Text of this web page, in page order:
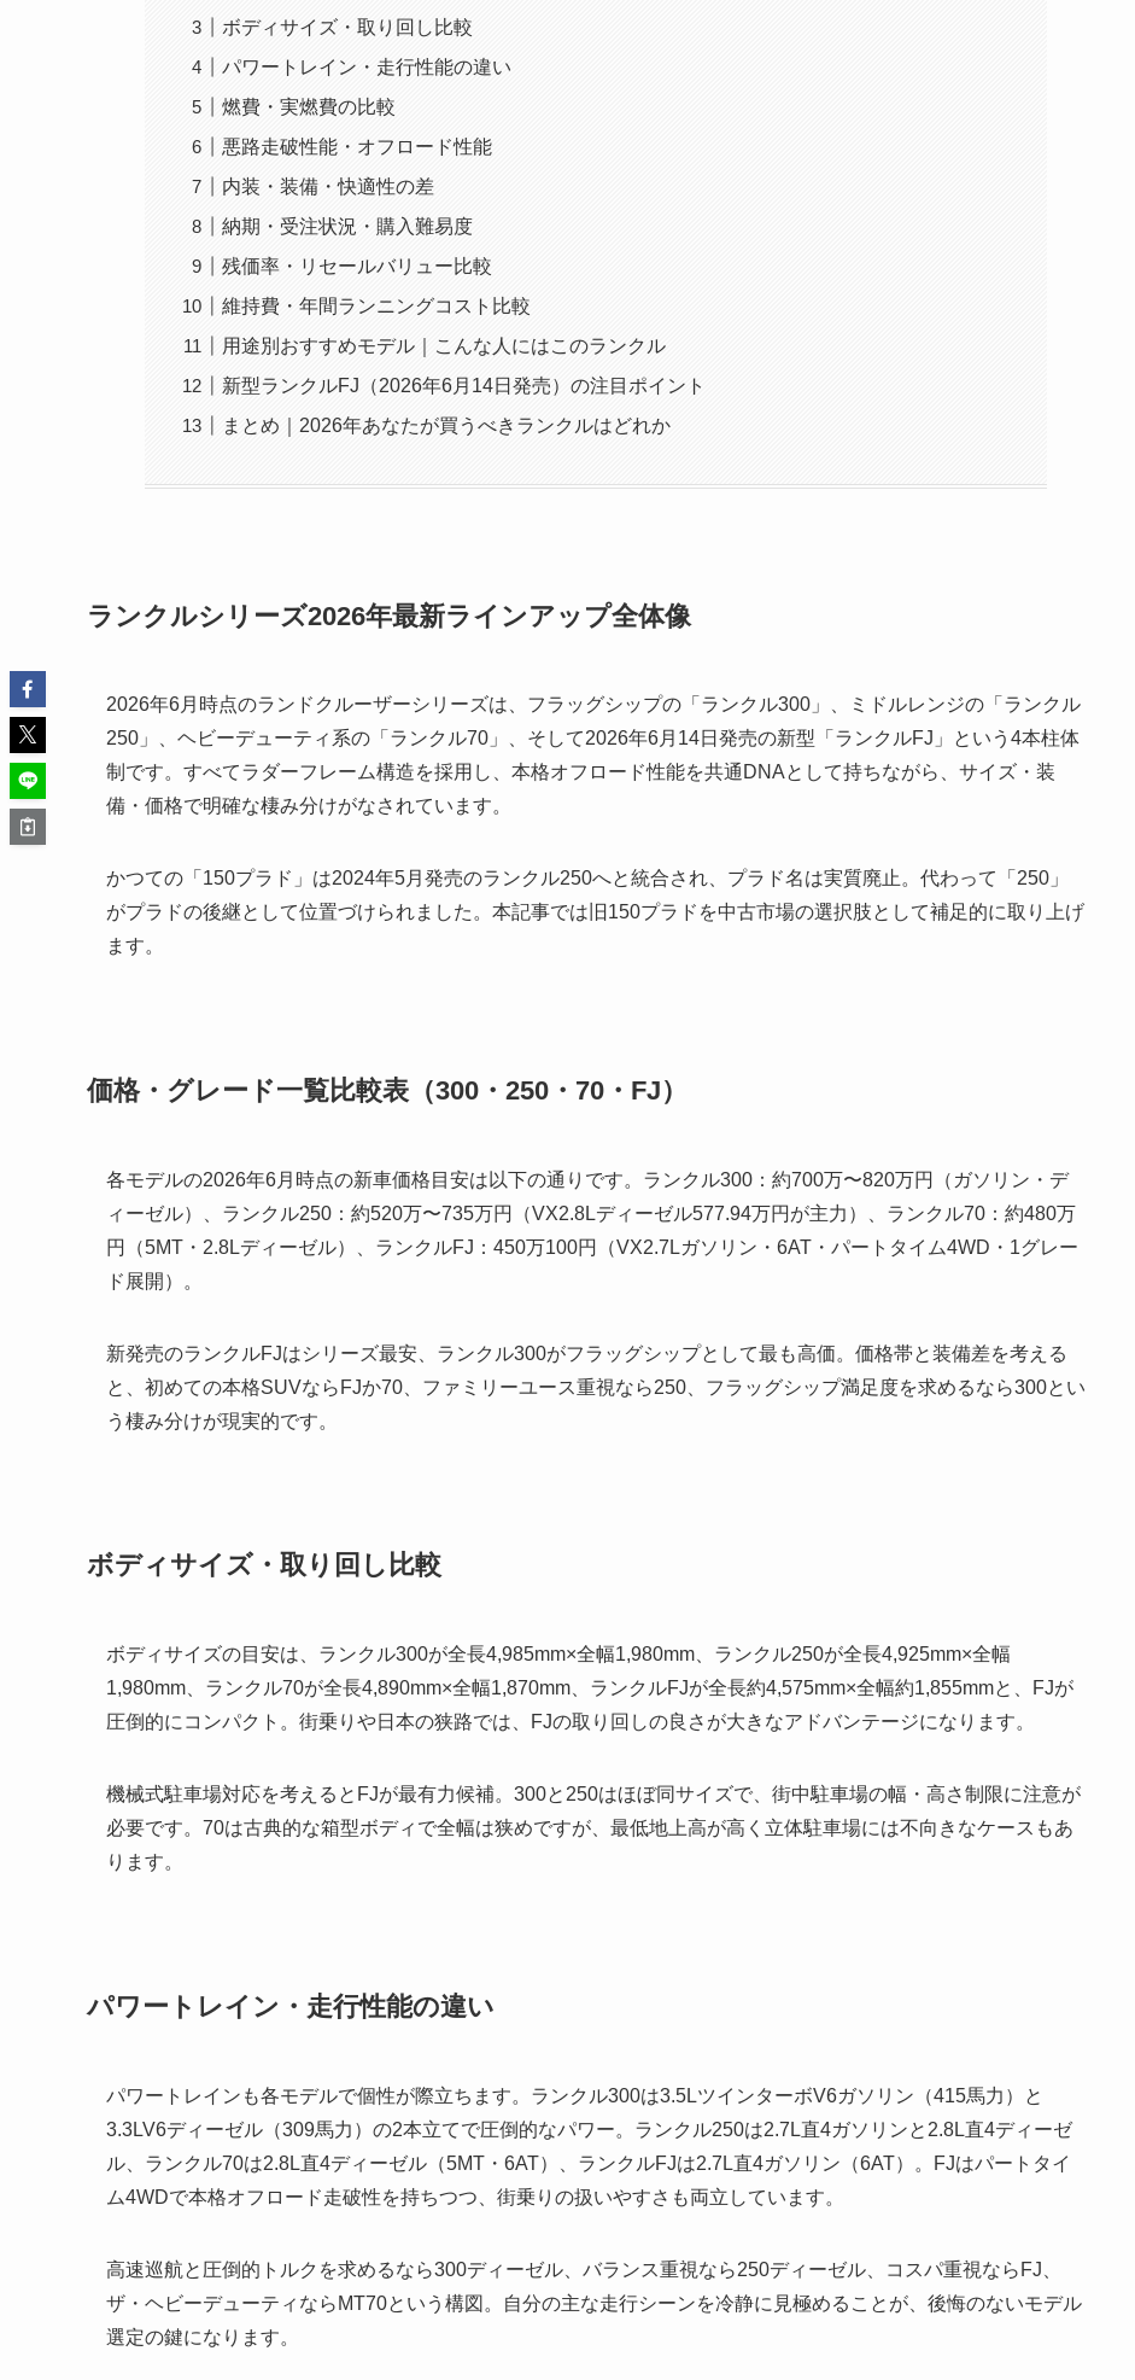
ボディサイズ・取り回し比較
パワートレイン・走行性能の違い
燃費・実燃費の比較
悪路走破性能・オフロード性能
内装・装備・快適性の差
納期・受注状況・購入難易度
残価率・リセールバリュー比較
維持費・年間ランニングコスト比較
用途別おすすめモデル｜こんな人にはこのランクル
新型ランクルFJ（2026年6月14日発売）の注目ポイント
まとめ｜2026年あなたが買うべきランクルはどれか
ランクルシリーズ2026年最新ラインアップ全体像
2026年6月時点のランドクルーザーシリーズは、フラッグシップの「ランクル300」、ミドルレンジの「ランクル
250」、ヘビーデューティ系の「ランクル70」、そして2026年6月14日発売の新型「ランクルFJ」という4本柱体
制です。すべてラダーフレーム構造を採用し、本格オフロード性能を共通DNAとして持ちながら、サイズ・装
備・価格で明確な棲み分けがなされています。
かつての「150プラド」は2024年5月発売のランクル250へと統合され、プラド名は実質廃止。代わって「250」
がプラドの後継として位置づけられました。本記事では旧150プラドを中古市場の選択肢として補足的に取り上げ
ます。
価格・グレード一覧比較表（300・250・70・FJ）
各モデルの2026年6月時点の新車価格目安は以下の通りです。ランクル300：約700万〜820万円（ガソリン・デ
ィーゼル）、ランクル250：約520万〜735万円（VX2.8Lディーゼル577.94万円が主力）、ランクル70：約480万
円（5MT・2.8Lディーゼル）、ランクルFJ：450万100円（VX2.7Lガソリン・6AT・パートタイム4WD・1グレー
ド展開）。
新発売のランクルFJはシリーズ最安、ランクル300がフラッグシップとして最も高価。価格帯と装備差を考える
と、初めての本格SUVならFJか70、ファミリーユース重視なら250、フラッグシップ満足度を求めるなら300とい
う棲み分けが現実的です。
ボディサイズ・取り回し比較
ボディサイズの目安は、ランクル300が全長4,985mm×全幅1,980mm、ランクル250が全長4,925mm×全幅
1,980mm、ランクル70が全長4,890mm×全幅1,870mm、ランクルFJが全長約4,575mm×全幅約1,855mmと、FJが
圧倒的にコンパクト。街乗りや日本の狭路では、FJの取り回しの良さが大きなアドバンテージになります。
機械式駐車場対応を考えるとFJが最有力候補。300と250はほぼ同サイズで、街中駐車場の幅・高さ制限に注意が
必要です。70は古典的な箱型ボディで全幅は狭めですが、最低地上高が高く立体駐車場には不向きなケースもあ
ります。
パワートレイン・走行性能の違い
パワートレインも各モデルで個性が際立ちます。ランクル300は3.5LツインターボV6ガソリン（415馬力）と
3.3LV6ディーゼル（309馬力）の2本立てで圧倒的なパワー。ランクル250は2.7L直4ガソリンと2.8L直4ディーゼ
ル、ランクル70は2.8L直4ディーゼル（5MT・6AT）、ランクルFJは2.7L直4ガソリン（6AT）。FJはパートタイ
ム4WDで本格オフロード走破性を持ちつつ、街乗りの扱いやすさも両立しています。
高速巡航と圧倒的トルクを求めるなら300ディーゼル、バランス重視なら250ディーゼル、コスパ重視ならFJ、
ザ・ヘビーデューティならMT70という構図。自分の主な走行シーンを冷静に見極めることが、後悔のないモデル
選定の鍵になります。